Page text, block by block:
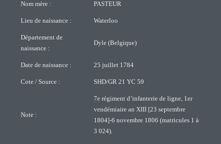
Nom mère : PASTEUR
Lieu de naissance : Waterloo
Département de
naissance :
Dyle (Belgique)
Date de naissance : 25 juillet 1784
Cote / Source : SHD/GR 21 YC 59
Note :
7e régiment d’infanterie de ligne, 1er
vendémiaire an XIII [23 septembre
1804]-6 novembre 1806 (matricules 1 à
3 024).